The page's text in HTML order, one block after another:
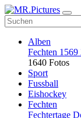
Alben
Fechten 1569
1640 Fotos
Sport
Fussball
Eishockey
Fechten
Fechtertage